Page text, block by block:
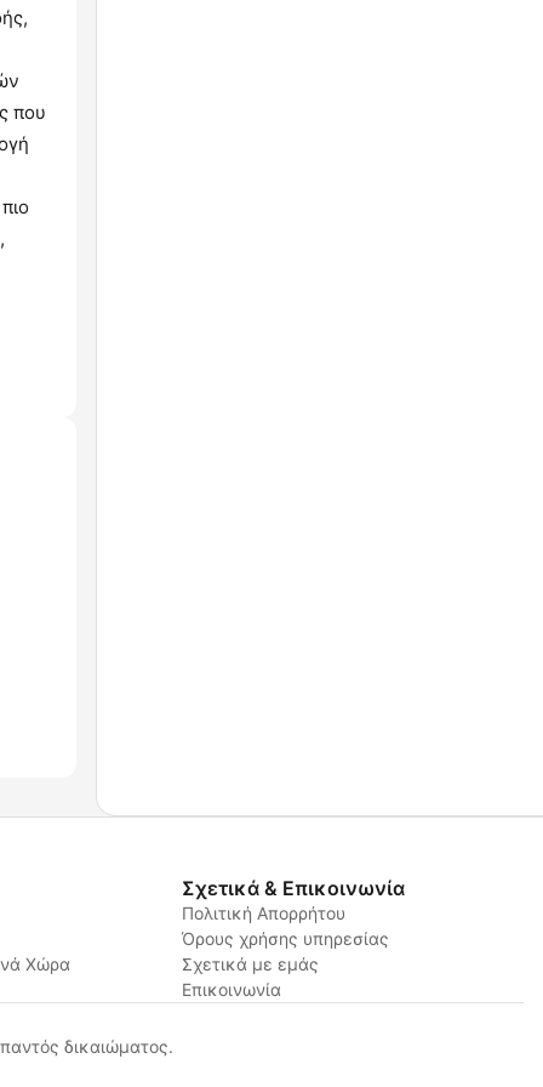
που
Χώρα
Σχετικά & Επικοινωνία
Πολιτική Απορρήτου
Όρους χρήσης υπηρεσίας
Σχετικά με εμάς
Επικοινωνία
δικαιώματος.